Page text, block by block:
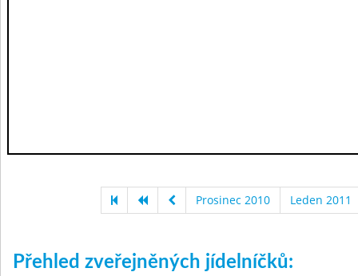
Prosinec 2010 Leden 2011
Přehled zveřejněných jídelníčků: